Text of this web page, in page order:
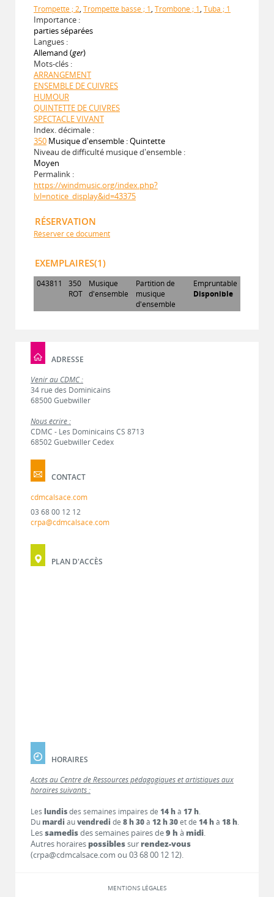
Trompette ; 2, Trompette basse ; 1, Trombone ; 1, Tuba ; 1
Importance :
parties séparées
Langues :
Allemand (ger)
Mots-clés :
ARRANGEMENT
ENSEMBLE DE CUIVRES
HUMOUR
QUINTETTE DE CUIVRES
SPECTACLE VIVANT
Index. décimale :
350 Musique d'ensemble : Quintette
Niveau de difficulté musique d'ensemble :
Moyen
Permalink :
https://windmusic.org/index.php?
lvl=notice_display&id=43375
RÉSERVATION
Réserver ce document
EXEMPLAIRES(1)
043811
350
ROT
Musique
d'ensemble
Partition de
musique
d'ensemble
Empruntable
Disponible
ADRESSE
Venir au CDMC :
34 rue des Dominicains
68500 Guebwiller
Nous écrire :
CDMC - Les Dominicains CS 8713
68502 Guebwiller Cedex
CONTACT
cdmcalsace.com
03 68 00 12 12
crpa@cdmcalsace.com
PLAN D'ACCÈS
HORAIRES
Accès au Centre de Ressources pédagogiques et artistiques aux
horaires suivants :
Les lundisdes semaines impaires de 14 hà 17 h.
Dumardi auvendredi de 8 h 30à 12 h 30et de 14 hà 18 h.
Lessamedisdes semaines paires de9 h à midi.
Autres horaires possiblessur rendez-vous
(crpa@cdmcalsace.com ou 03 68 00 12 12).
MENTIONS LÉGALES